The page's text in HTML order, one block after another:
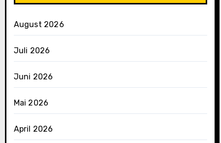
August 2026
Juli 2026
Juni 2026
Mai 2026
April 2026